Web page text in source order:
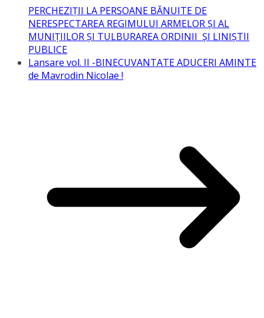
PERCHEZIȚII LA PERSOANE BĂNUITE DE
NERESPECTAREA REGIMULUI ARMELOR ȘI AL
MUNIȚIILOR ȘI TULBURAREA ORDINII ȘI LINIȘTII
PUBLICE
Lansare vol. II -BINECUVANTATE ADUCERI AMINTE
de Mavrodin Nicolae !